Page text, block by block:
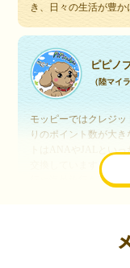
き、日々の生活が豊か
ピピノ
（陸マイ
モッピーではクレジ
りのポイント数が大
交換しています。こ
行や海外旅行を実現
いつも